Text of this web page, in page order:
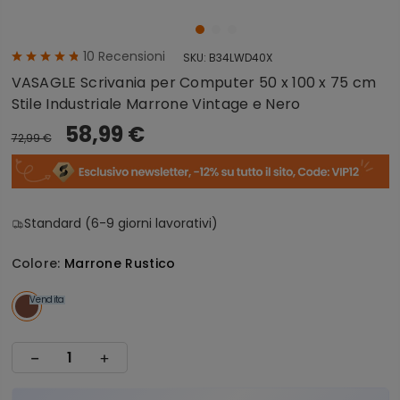
10 Recensioni SKU: B34LWD40X
VASAGLE Scrivania per Computer 50 x 100 x 75 cm
Stile Industriale Marrone Vintage e Nero
72,99 € 58,99 €
Standard (6-9 giorni lavorativi)
Colore: Marrone Rustico
Vendita